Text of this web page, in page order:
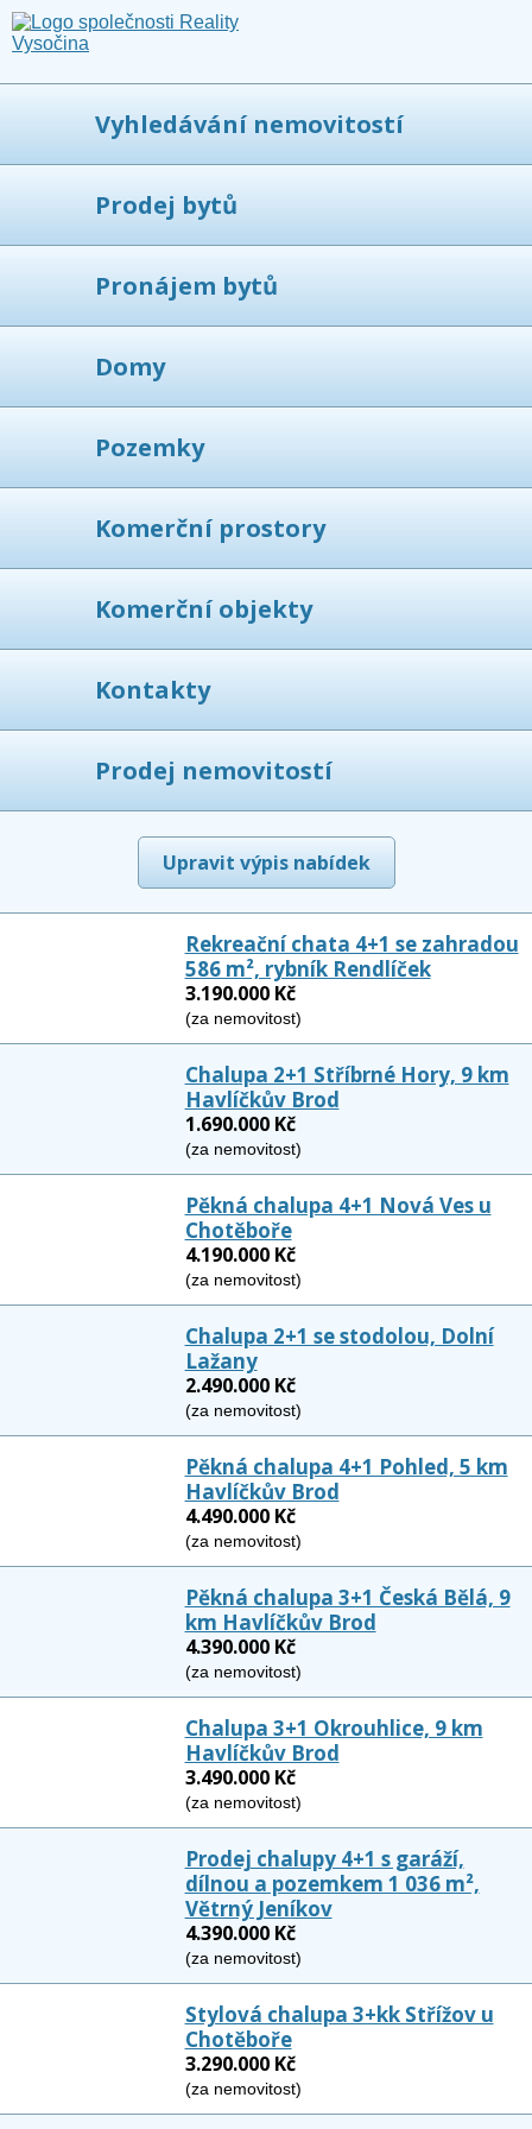
Vyhledávání nemovitostí
Prodej bytů
Pronájem bytů
Domy
Pozemky
Komerční prostory
Komerční objekty
Kontakty
Prodej nemovitostí
Upravit výpis nabídek
Rekreační chata 4+1 se zahradou
586 m², rybník Rendlíček
3.190.000 Kč
(za nemovitost)
Chalupa 2+1 Stříbrné Hory, 9 km
Havlíčkův Brod
1.690.000 Kč
(za nemovitost)
Pěkná chalupa 4+1 Nová Ves u
Chotěboře
4.190.000 Kč
(za nemovitost)
Chalupa 2+1 se stodolou, Dolní
Lažany
2.490.000 Kč
(za nemovitost)
Pěkná chalupa 4+1 Pohled, 5 km
Havlíčkův Brod
4.490.000 Kč
(za nemovitost)
Pěkná chalupa 3+1 Česká Bělá, 9
km Havlíčkův Brod
4.390.000 Kč
(za nemovitost)
Chalupa 3+1 Okrouhlice, 9 km
Havlíčkův Brod
3.490.000 Kč
(za nemovitost)
Prodej chalupy 4+1 s garáží,
dílnou a pozemkem 1 036 m²,
Větrný Jeníkov
4.390.000 Kč
(za nemovitost)
Stylová chalupa 3+kk Střížov u
Chotěboře
3.290.000 Kč
(za nemovitost)